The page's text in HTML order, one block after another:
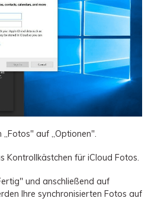
„Fotos" auf „Optionen".
Kontrollkästchen für iCloud Fotos.
und anschließend auf
Ihre synchronisierten Fotos auf